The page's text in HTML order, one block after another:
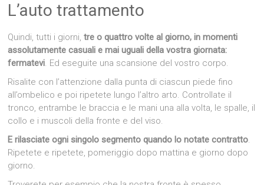
L’auto trattamento
Quindi, tutti i giorni,tre o quattro volte al giorno, in momenti
assolutamente casuali e mai uguali della vostra giornata:
fermatevi. Ed eseguite una scansione del vostro corpo.
Risalite con l’attenzione dalla punta di ciascun piede fino
all’ombelico e poi ripetete lungo l’altro arto. Controllate il
tronco, entrambe le braccia e le mani una alla volta, le spalle, il
collo e i muscoli della fronte e del viso.
E rilasciate ogni singolo segmento quando lo notate contratto.
Ripetete e ripetete, pomeriggio dopo mattina e giorno dopo
giorno.